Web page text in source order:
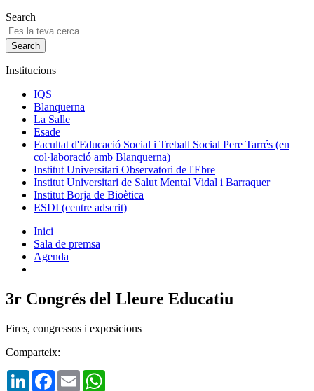
Search
Institucions
IQS
Blanquerna
La Salle
Esade
Facultat d'Educació Social i Treball Social Pere Tarrés (en
col·laboració amb Blanquerna)
Institut Universitari Observatori de l'Ebre
Institut Universitari de Salut Mental Vidal i Barraquer
Institut Borja de Bioètica
ESDI (centre adscrit)
Inici
Sala de premsa
Agenda
3r Congrés del Lleure Educatiu
Fires, congressos i exposicions
Comparteix:
LinkedInFacebook
Email